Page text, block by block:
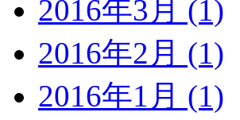
2016年3月 (1)
2016年2月 (1)
2016年1月 (1)